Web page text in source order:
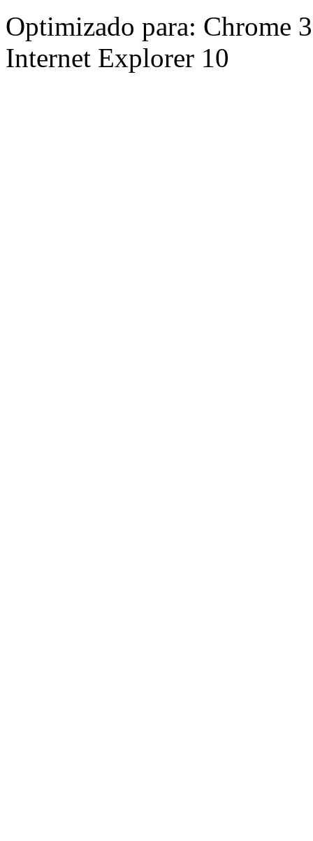
Optimizado para: Chrome
Internet Explorer 10